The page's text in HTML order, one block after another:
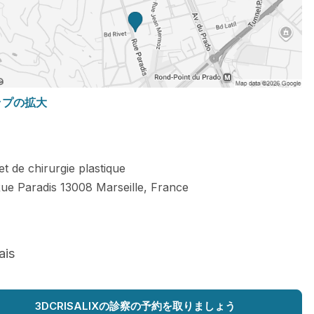
の拡大
de chirurgie plastique
Paradis 13008 Marseille, France
3DCRISALIXの診察の予約を取りましょう